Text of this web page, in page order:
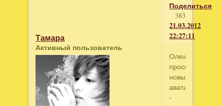
Поделиться
383
21.03.2012
22:27:11
Тамара
Активный пользователь
Олюшка,
просмотрела
новые
аватарки
-